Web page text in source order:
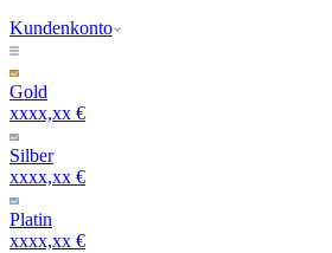
Kundenkonto
Gold
xxxx,xx €
Silber
xxxx,xx €
Platin
xxxx,xx €